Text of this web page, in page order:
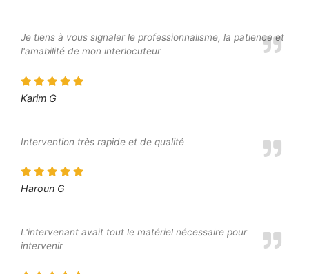
Je tiens à vous signaler le professionnalisme, la patience et
l'amabilité de mon interlocuteur
Karim G
Intervention très rapide et de qualité
Haroun G
L'intervenant avait tout le matériel nécessaire pour
intervenir